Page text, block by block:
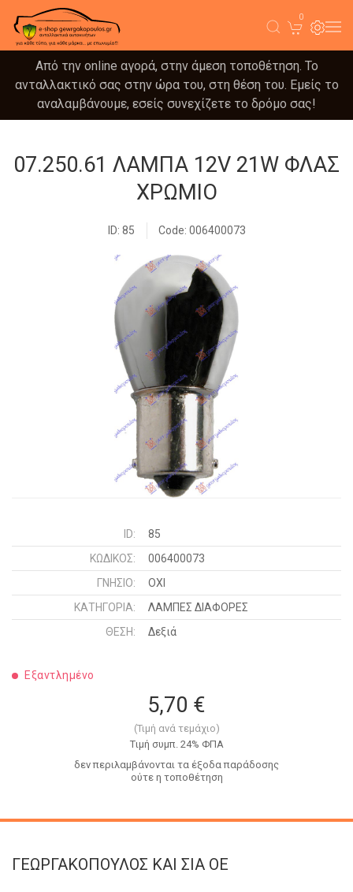
0
Από την online αγορά, στην άμεση τοποθέτηση. Το
ανταλλακτικό σας στην ώρα του, στη θέση του. Εμείς το
αναλαμβάνουμε, εσείς συνεχίζετε το δρόμο σας!
07.250.61 ΛΑΜΠΑ 12V 21W ΦΛΑΣ
ΧΡΩΜΙΟ
ID: 85 Code: 006400073
ID:
85
ΚΩΔΙΚΌΣ:
006400073
ΓΝΉΣΙΟ:
ΟΧΙ
ΚΑΤΗΓΟΡΊΑ:
ΛΑΜΠΕΣ ΔΙΑΦΟΡΕΣ
ΘΈΣΗ:
Δεξιά
Εξαντλημένο
5,70 €
(Τιμή ανά τεμάχιο)
Tιμή συμπ. 24% ΦΠΑ
δεν περιλαμβάνονται τα έξοδα παράδοσης
ούτε η τοποθέτηση
ΓΕΩΡΓΑΚΟΠΟΥΛΟΣ KAI ΣΙΑ OE